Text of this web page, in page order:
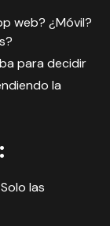
web? ¿Móvil?
para decidir
la
las